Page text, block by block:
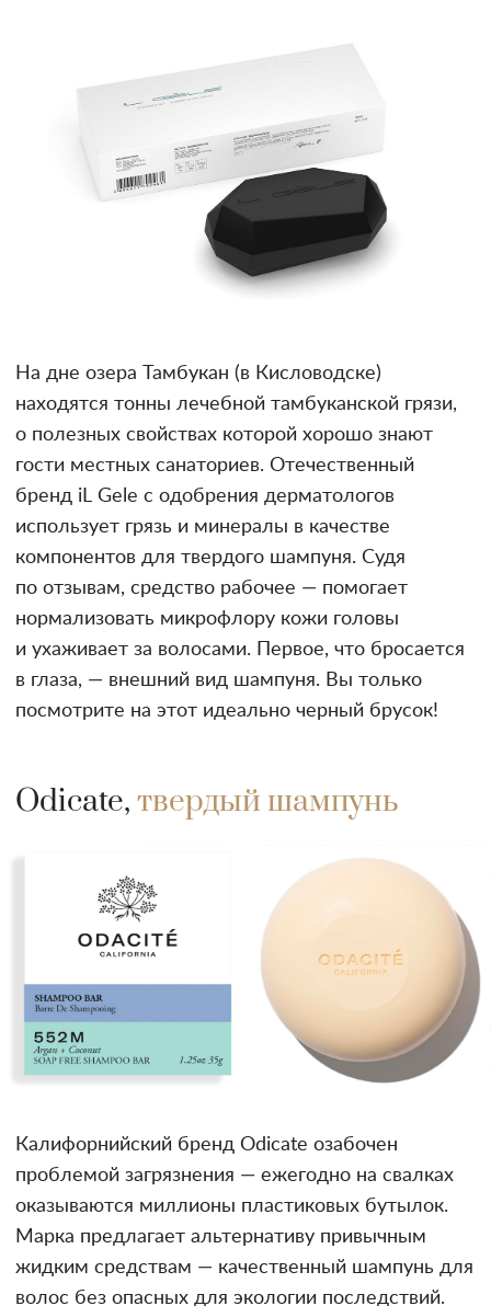
На дне озера Тамбукан (в Кисловодске)
находятся тонны лечебной тамбуканской грязи,
о полезных свойствах которой хорошо знают
гости местных санаториев. Отечественный
бренд iL Gele с одобрения дерматологов
использует грязь и минералы в качестве
компонентов для твердого шампуня. Судя
по отзывам, средство рабочее — помогает
нормализовать микрофлору кожи головы
и ухаживает за волосами. Первое, что бросается
в глаза, — внешний вид шампуня. Вы только
посмотрите на этот идеально черный брусок!
Odicate, твердый шампунь
Калифорнийский бренд Odicate озабочен
проблемой загрязнения — ежегодно на свалках
оказываются миллионы пластиковых бутылок.
Марка предлагает альтернативу привычным
жидким средствам — качественный шампунь для
волос без опасных для экологии последствий.